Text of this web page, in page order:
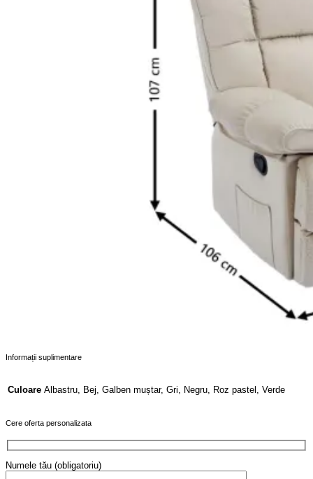
Informații suplimentare
Culoare Albastru, Bej, Galben muștar, Gri, Negru, Roz pastel, Verde
Cere oferta personalizata
Numele tău (obligatoriu)